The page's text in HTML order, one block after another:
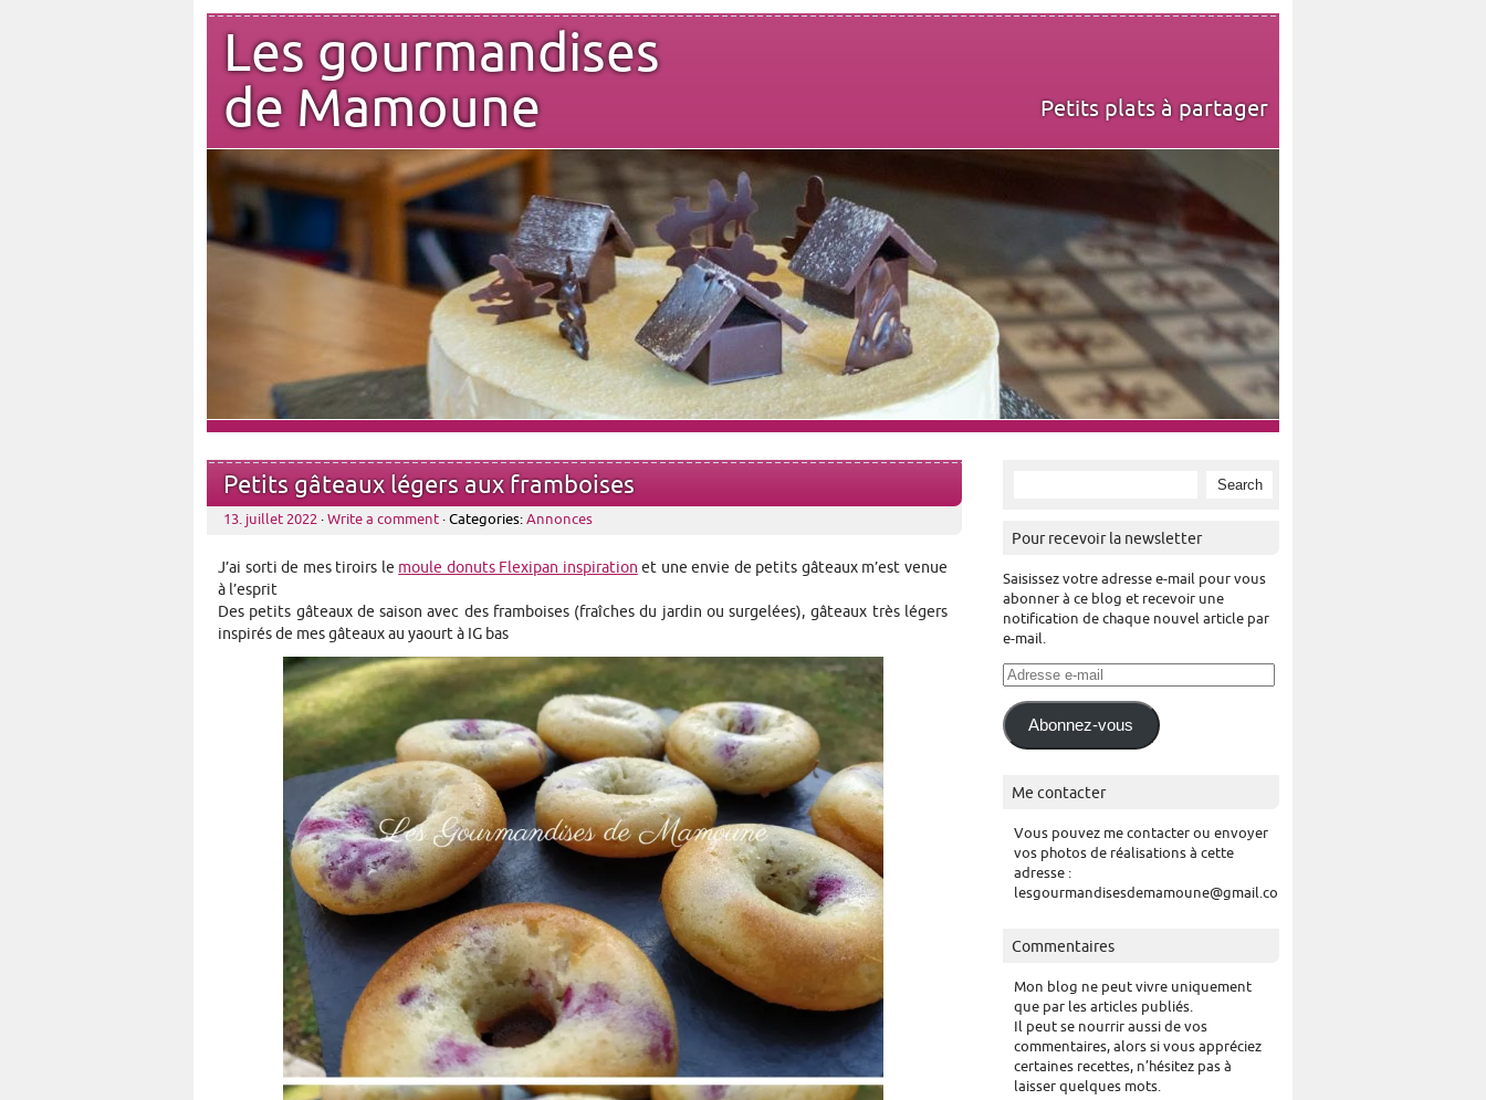
Les gourmandises
de Mamoune
Petits plats à partager
Petits gâteaux légers aux framboises
13. juillet 2022 · Write a comment · Categories: Annonces
J’ai sorti de mes tiroirs le moule donuts Flexipan inspiration et une envie de petits gâteaux m’est venue
à l’esprit
Des petits gâteaux de saison avec des framboises (fraîches du jardin ou surgelées), gâteaux très légers
inspirés de mes gâteaux au yaourt à IG bas
Pour recevoir la newsletter
Saisissez votre adresse e-mail pour vous
abonner à ce blog et recevoir une
notification de chaque nouvel article par
e-mail.
Adresse
mail
Abonnez-vous
Me contacter
Vous pouvez me contacter ou envoyer
vos photos de réalisations à cette
adresse :
lesgourmandisesdemamoune@gmail.com
Commentaires
Mon blog ne peut vivre uniquement
que par les articles publiés.
Il peut se nourrir aussi de vos
commentaires, alors si vous appréciez
certaines recettes, n’hésitez pas à
laisser quelques mots.